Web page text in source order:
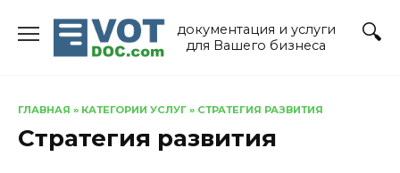
содержанию
документация и услуги
для Вашего бизнеса
ГЛАВНАЯ » КАТЕГОРИИ УСЛУГ » СТРАТЕГИЯ РАЗВИТИЯ
Стратегия развития